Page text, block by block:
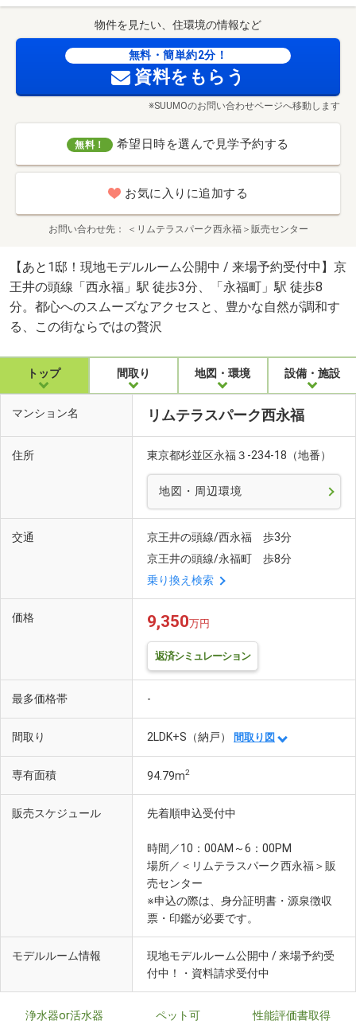
物件を見たい、住環境の情報など
無料・簡単約2分！
資料をもらう
※SUUMOのお問い合わせページへ移動します
無料！ 希望日時を選んで見学予約する
お気に入りに追加する
お問い合わせ先 ＜リムテラスパーク西永福＞販売センター
【あと1邸！現地モデルルーム公開中 / 来場予約受付中】京
王井の頭線「西永福」駅 徒歩3分、「永福町」駅 徒歩8
分。都心へのスムーズなアクセスと、豊かな自然が調和す
る、この街ならではの贅沢
トップ 間取り 地図・環境 設備・施設
マンション名 リムテラスパーク西永福
住所 東京都杉並区永福３-234-18（地番）
地図・周辺環境
交通
京王井の頭線/西永福 歩3分
京王井の頭線/永福町 歩8分
乗り換え検索
価格 9,350万円
返済シミュレーション
最多価格帯 -
間取り 2LDK+S（納戸） 間取り図
専有面積 94.79m2
販売スケジュール 先着順申込受付中
時間／10：00AM～6：00PM
場所／＜リムテラスパーク西永福＞販
売センター
※申込の際は、身分証明書・源泉徴収
票・印鑑が必要です。
モデルルーム情報
現地モデルルーム公開中 / 来場予約受
付中！・資料請求受付中
浄水器or活水器 ペット可 性能評価書取得